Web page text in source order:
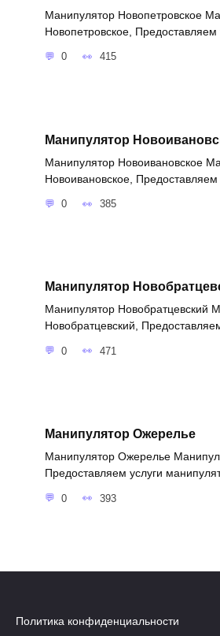
Манипулятор Новопетровское
Новопетровское, Предоставляем
0 415
Манипулятор
Манипулятор Новоивановское
Новоивановское, Предоставляем
0 385
Манипулятор
Манипулятор Новобратцевский
Новобратцевский,
0 471
Манипулятор Ожерелье
Манипулятор Ожерелье
Предоставляем услуги
0 393
Политика конфиденциальности